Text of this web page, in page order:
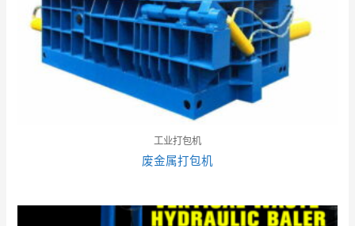
工业打包机
废金属打包机